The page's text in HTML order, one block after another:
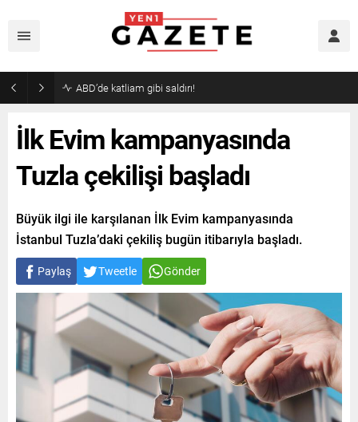
Akaryakıtta indirim bekleyenlere kötü haber!
İlk Evim kampanyasında
Tuzla çekilişi başladı
Büyük ilgi ile karşılanan İlk Evim kampanyasında
İstanbul Tuzla’daki çekiliş bugün itibarıyla başladı.
Paylaş Tweetle Gönder